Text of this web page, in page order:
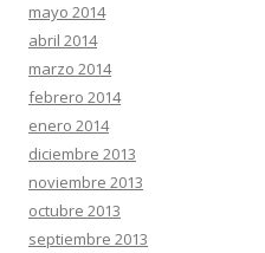
mayo 2014
abril 2014
marzo 2014
febrero 2014
enero 2014
diciembre 2013
noviembre 2013
octubre 2013
septiembre 2013